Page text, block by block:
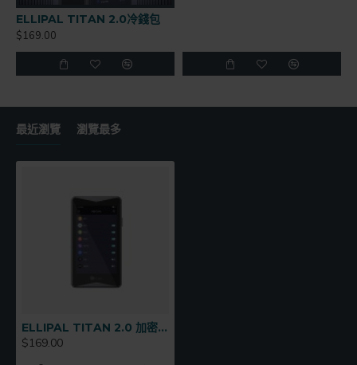
ELLIPAL TITAN 2.0冷錢包
$169.00
最近瀏覽 瀏覽最多
ELLIPAL TITAN 2.0 加密貨幣硬體錢包
$169.00